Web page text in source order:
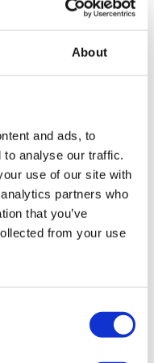
About
and ads, to
to analyse our traffic.
use of our site with
partners who
that you’ve
from your use
- AMI 10447